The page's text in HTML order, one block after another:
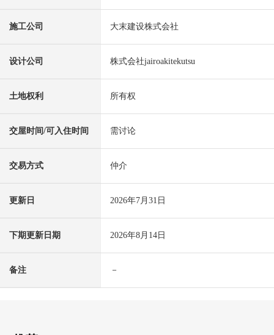
施工公司 大末建设株式会社
设计公司 株式会社jairoakitekutsu
土地权利 所有权
交屋时间/可入住时间 需讨论
交易方式 仲介
更新日 2026年7月31日
下期更新日期 2026年8月14日
备注 －